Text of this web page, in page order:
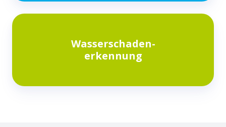
Wasserschaden-
erkennung
erkennung